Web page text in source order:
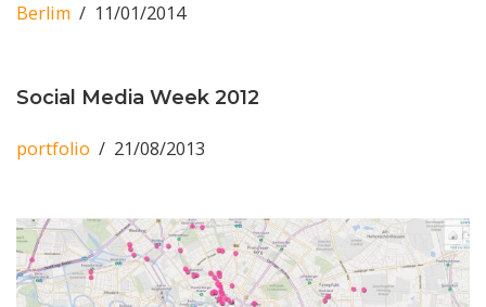
Berlim 11/01/2014
Social Media Week 2012
portfolio 21/08/2013